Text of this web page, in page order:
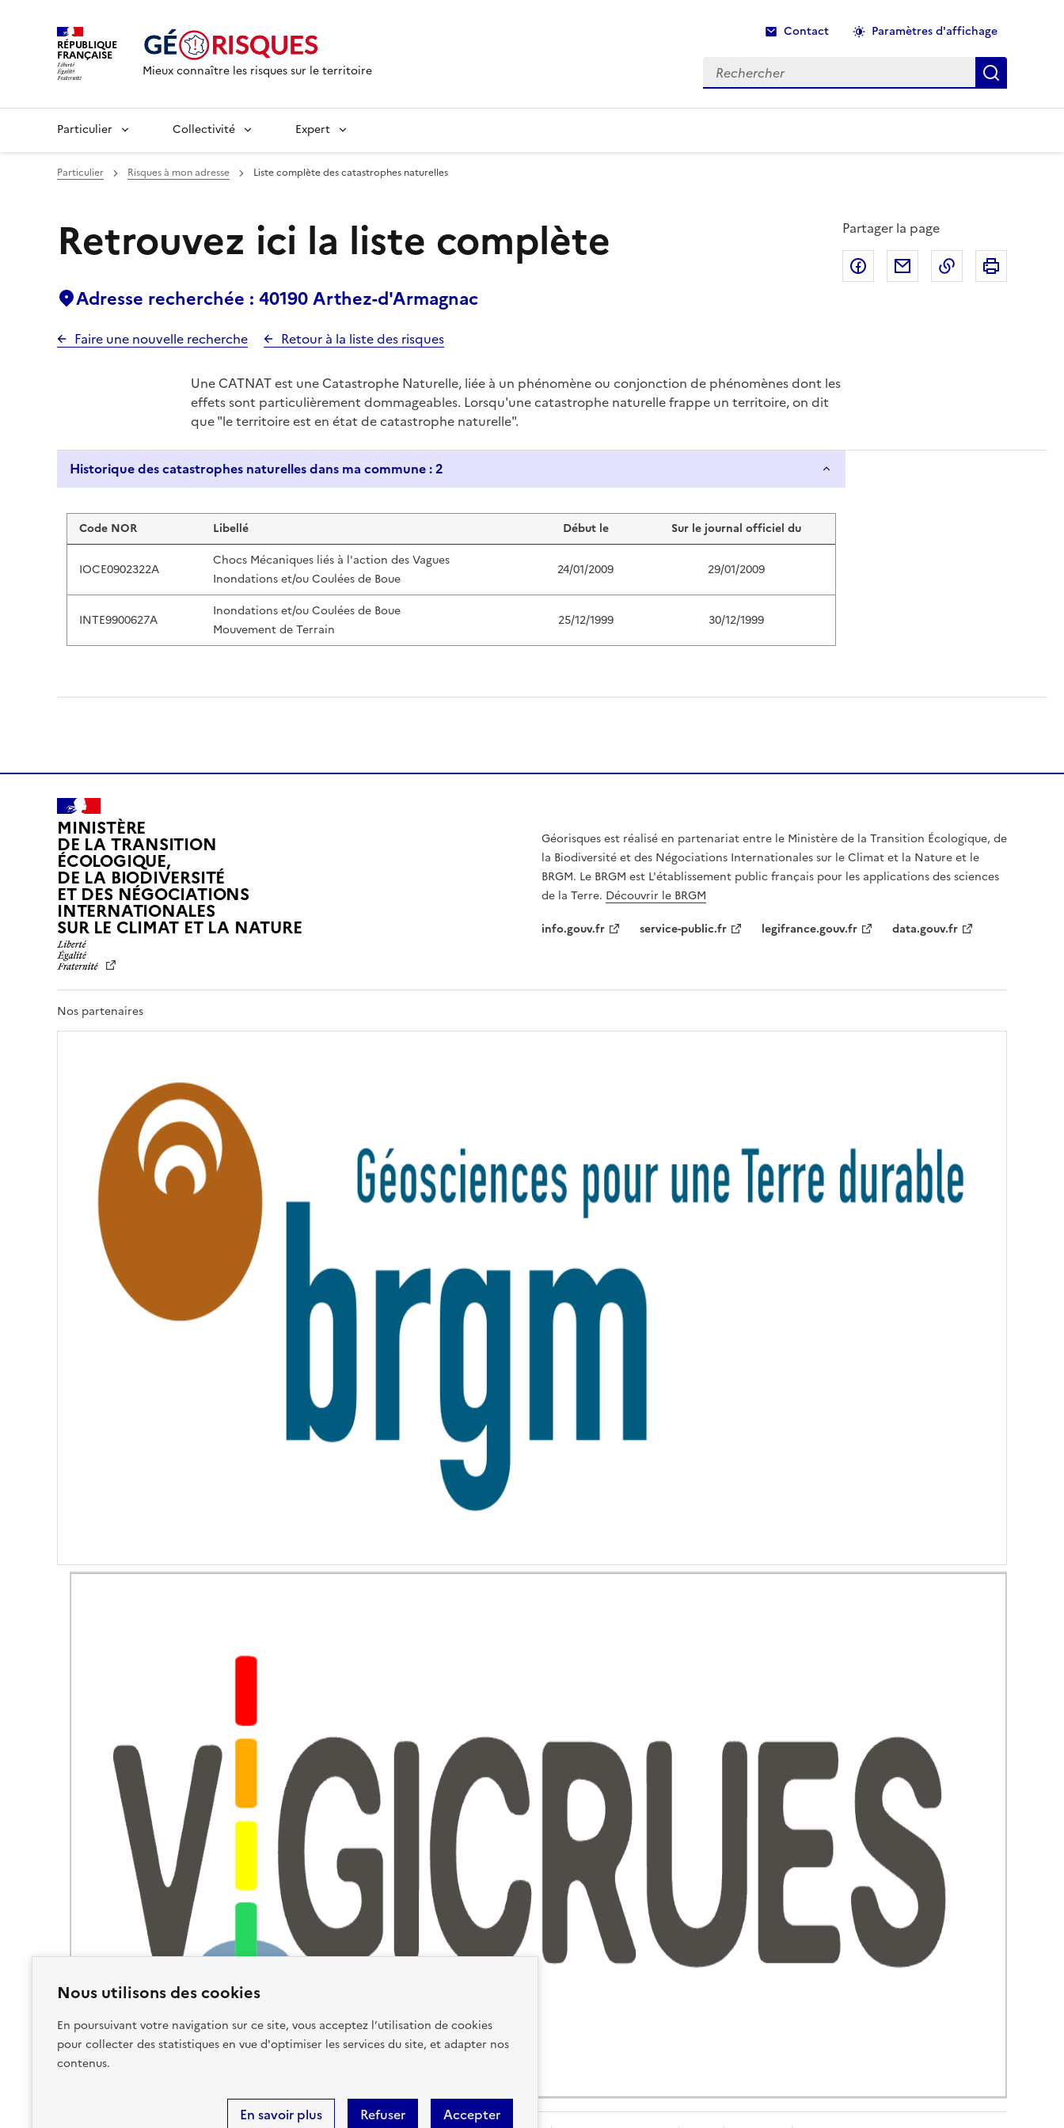
Nous utilisons des cookies
En poursuivant votre navigation sur ce site, vous acceptez l’utilisation de cookies
pour collecter des statistiques en vue d'optimiser les services du site, et adapter nos
contenus.
Accepter
Refuser
En savoir plus
RÉPUBLIQUE
FRANÇAISE
Mieux connaître les risques sur le territoire
Contact Paramètres d'affichage
Rechercher Recherche
Particulier Collectivité Expert
Particulier Risques à mon adresse Liste complète des catastrophes naturelles
Retrouvez ici la liste complète
Adresse recherchée : 40190 Arthez-d'Armagnac
Faire une nouvelle recherche Retour à la liste des risques
Partager la page
Partager sur Facebook
Partager par email
Copier dans le
Une CATNAT est une Catastrophe Naturelle, liée à un phénomène ou conjonction de phénomènes dont les
effets sont particulièrement dommageables. Lorsqu'une catastrophe naturelle frappe un territoire, on dit
que "le territoire est en état de catastrophe naturelle".
Historique des catastrophes naturelles dans ma commune : 2
Liste de résultats
Code NOR Libellé Début le Sur le journal officiel du
IOCE0902322A
Chocs Mécaniques liés à l'action des Vagues
Inondations et/ou Coulées de Boue
24/01/2009 29/01/2009
INTE9900627A
Inondations et/ou Coulées de Boue
Mouvement de Terrain
25/12/1999 30/12/1999
MINISTÈRE
DE LA TRANSITION
ÉCOLOGIQUE,
DE LA BIODIVERSITÉ
ET DES NÉGOCIATIONS
INTERNATIONALES
SUR LE CLIMAT ET LA NATUREL
R
É
R
R
N
T
Géorisques est réalisé en partenariat entre le Ministère de la Transition Écologique, de
la Biodiversité et des Négociations Internationales sur le Climat et la Nature et le
BRGM. Le BRGM est L'établissement public français pour les applications des sciences
de la Terre. Découvrir le BRGM
info.gouv.fr
service-public.fr legifrance.gouv.fr data.gouv.fr
Nos partenaires